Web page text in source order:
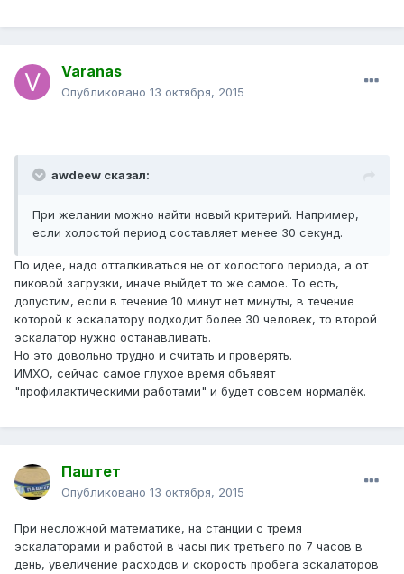
Varanas
Опубликовано 13 октября, 2015
awdeew сказал:
При желании можно найти новый критерий. Например,
если холостой период составляет менее 30 секунд.
По идее, надо отталкиваться не от холостого периода, а от
пиковой загрузки, иначе выйдет то же самое. То есть,
допустим, если в течение 10 минут нет минуты, в течение
которой к эскалатору подходит более 30 человек, то второй
эскалатор нужно останавливать.
Но это довольно трудно и считать и проверять.
ИМХО, сейчас самое глухое время объявят
"профилактическими работами" и будет совсем нормалёк.
Паштет
Опубликовано 13 октября, 2015
При несложной математике, на станции с тремя
эскалаторами и работой в часы пик третьего по 7 часов в
день, увеличение расходов и скорость пробега эскалаторов